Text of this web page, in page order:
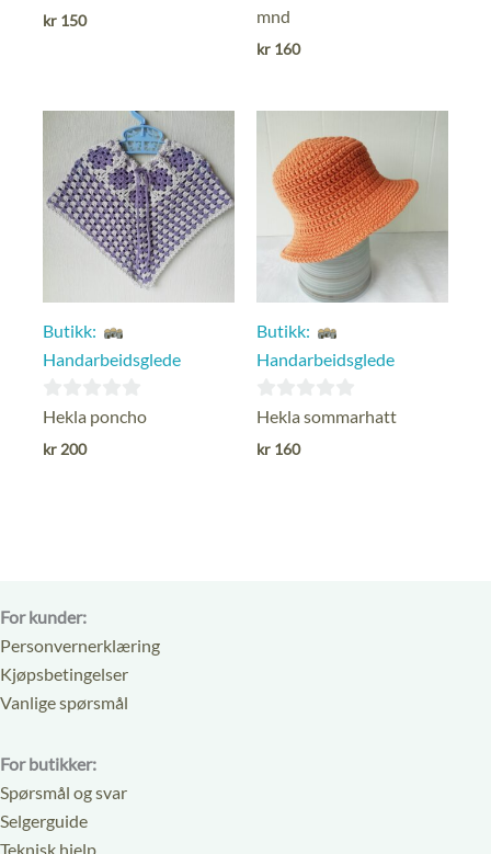
av
kr 150
ut
av
mnd
kr 160
Butikk:
Handarbeidsglede
0
ut
Hekla poncho
kr 200
Butikk:
Handarbeidsglede
0
ut
Hekla sommarhatt
kr 160
For kunder:
Personvernerklæring
Kjøpsbetingelser
Vanlige spørsmål
For butikker:
Spørsmål og svar
Selgerguide
Teknisk hjelp